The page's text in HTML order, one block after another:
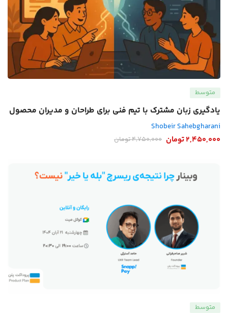
متوسط
یادگیری زبان مشترک با تیم فنی برای طراحان و مدیران محصول
Shobeir Sahebgharani
2,450,000تومان 4,750,000تومان
متوسط